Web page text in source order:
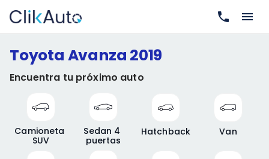
Toyota Avanza 2019
Encuentra tu próximo auto
Camioneta
SUV
Sedan 4
puertas
Hatchback Van